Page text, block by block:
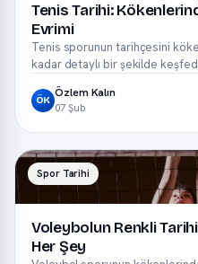
Tenis Tarihi:
Evrimi
Tenis sporunun tarihçesini
kadar detaylı bir şekilde
ÖK
Özlem Kalın
07 Şub
Spor Tarihi
Voleybolun Renkli
Her Şey